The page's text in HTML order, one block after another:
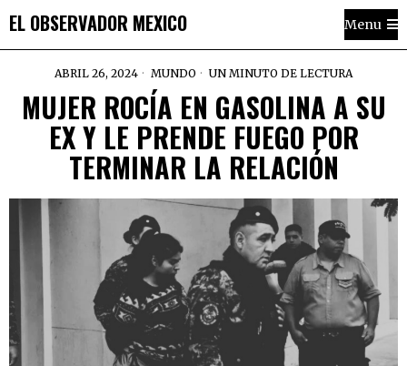
EL OBSERVADOR MEXICO Menu
ABRIL 26, 2024 MUNDO UN MINUTO DE LECTURA
MUJER ROCÍA EN GASOLINA A SU
EX Y LE PRENDE FUEGO POR
TERMINAR LA RELACIÓN